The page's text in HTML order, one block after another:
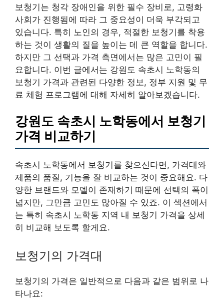
보청기는 청각 장애인을 위한 필수 장비로, 고령화
사회가 진행됨에 따라 그 중요성이 더욱 부각되고
있습니다. 특히 노인의 경우, 적절한 보청기를 착용
하는 것이 생활의 질을 높이는 데 큰 역할을 합니다.
하지만 그 선택과 가격 측면에서는 많은 고민이 필
요합니다. 이번 글에서는 강원도 속초시 노학동의
보청기 가격과 관련된 다양한 정보, 정부 지원 및 무
료 체험 프로그램에 대해 자세히 알아보겠습니다.
강원도 속초시 노학동에서 보청기
가격 비교하기
속초시 노학동에서 보청기를 찾으신다면, 가격대와
제품의 품질, 기능을 잘 비교하는 것이 중요해요. 다
양한 브랜드와 모델이 존재하기 때문에 선택의 폭이
넓지만, 그만큼 고민도 많아질 수 있죠. 이 섹션에서
는 특히 속초시 노학동 지역 내 보청기 가격을 상세
히 비교해 보도록 할게요.
보청기의 가격대
보청기의 가격은 일반적으로 다음과 같은 범위로 나
타나요: